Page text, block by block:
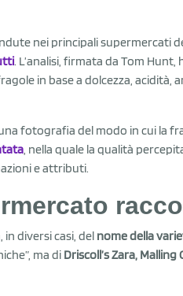
nei principali supermercati
. L’analisi, firmata da Tom
in base a dolcezza, acidità,
fotografia del modo in cui la
, nella quale la qualità
e attributi.
diversi casi, del nome della
ma di Driscoll’s Zara,